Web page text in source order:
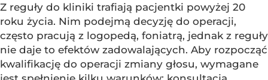
Z reguły do kliniki trafiają pacjentki powyżej 20
roku życia. Nim podejmą decyzję do operacji,
często pracują z logopedą, foniatrą, jednak z reguły
nie daje to efektów zadowalających. Aby rozpocząć
kwalifikację do operacji zmiany głosu, wymagane